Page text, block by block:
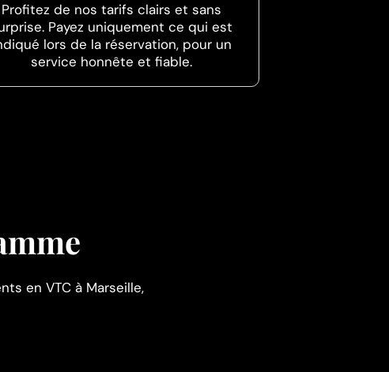
Profitez de nos tarifs clairs et sans
Payez uniquement ce qui est
lors de la réservation, pour un
service honnête et fiable.
en VTC à Marseille,